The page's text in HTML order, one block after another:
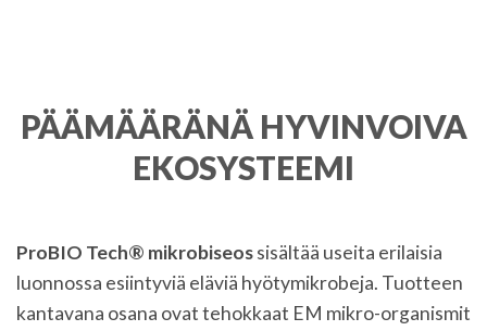
PÄÄMÄÄRÄNÄ HYVINVOIVA
EKOSYSTEEMI
ProBIO Tech® mikrobiseossisältää useita erilaisia
luonnossa esiintyviä eläviä hyötymikrobeja. Tuotteen
kantavana osana ovat tehokkaat EM mikro-organismit